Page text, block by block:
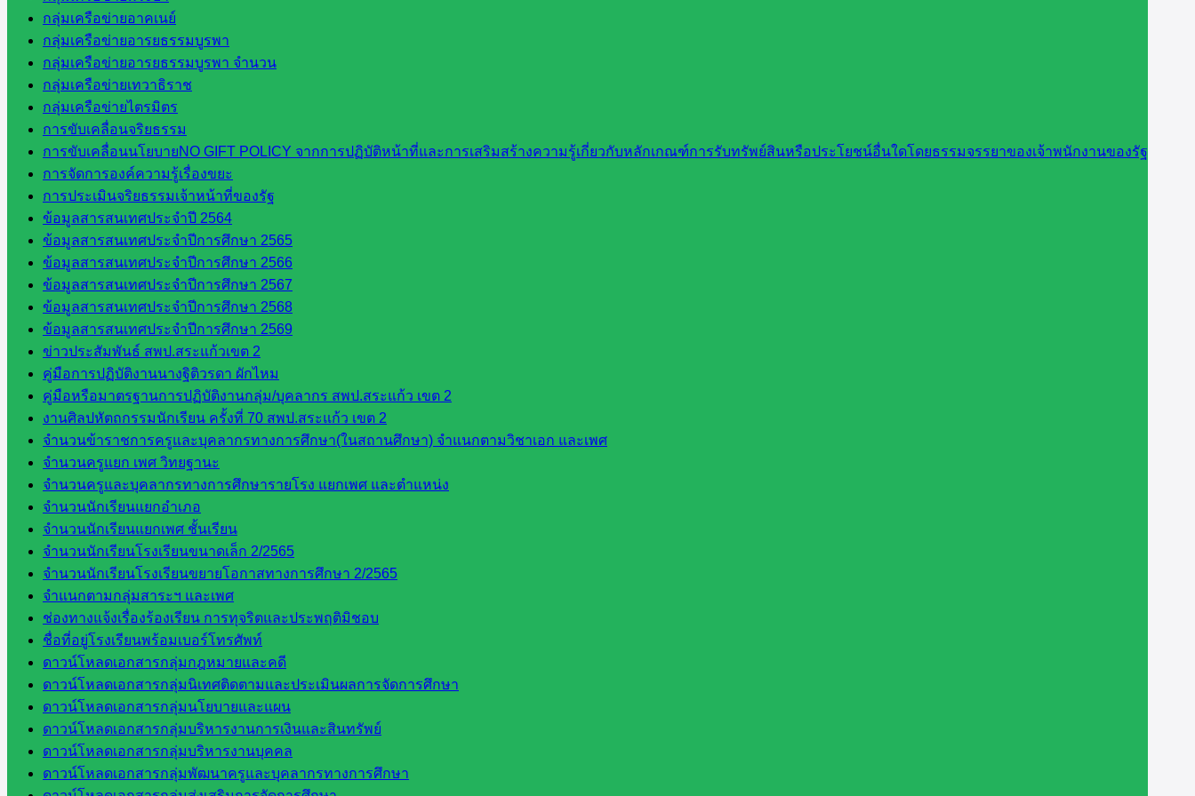
กลุ่มเครือข่ายอาคเนย์
กลุ่มเครือข่ายอารยธรรมบูรพา
กลุ่มเครือข่ายอารยธรรมบูรพา จำนวน
กลุ่มเครือข่ายเทวาธิราช
กลุ่มเครือข่ายไตรมิตร
การขับเคลื่อนจริยธรรม
การขับเคลื่อนนโยบายNO GIFT POLICY จากการปฏิบัติหน้าที่และการเสริมสร้างความรู้เกี่ยวกับหลักเกณฑ์การรับทรัพย์สินหรือประโยชน์อื่นใดโดยธรรมจรรยาของเจ้าพนักงานของรัฐ
การจัดการองค์ความรู้เรื่องขยะ
การประเมินจริยธรรมเจ้าหน้าที่ของรัฐ
ข้อมูลสารสนเทศประจำปี 2564
ข้อมูลสารสนเทศประจำปีการศึกษา 2565
ข้อมูลสารสนเทศประจำปีการศึกษา 2566
ข้อมูลสารสนเทศประจำปีการศึกษา 2567
ข้อมูลสารสนเทศประจำปีการศึกษา 2568
ข้อมูลสารสนเทศประจำปีการศึกษา 2569
ข่าวประสัมพันธ์ สพป.สระแก้วเขต 2
คู่มือการปฏิบัติงานนางฐิติวรดา ผักไหม
คู่มือหรือมาตรฐานการปฏิบัติงานกลุ่ม/บุคลากร สพป.สระแก้ว เขต 2
งานศิลปหัตถกรรมนักเรียน ครั้งที่ 70 สพป.สระแก้ว เขต 2
จำนวนข้าราชการครูและบุคลากรทางการศึกษา(ในสถานศึกษา) จำแนกตามวิชาเอก และเพศ
จำนวนครูแยก เพศ วิทยฐานะ
จำนวนครูและบุคลากรทางการศึกษารายโรง แยกเพศ และตำแหน่ง
จำนวนนักเรียนแยกอำเภอ
จำนวนนักเรียนแยกเพศ ชั้นเรียน
จำนวนนักเรียนโรงเรียนขนาดเล็ก 2/2565
จำนวนนักเรียนโรงเรียนขยายโอกาสทางการศึกษา 2/2565
จำแนกตามกลุ่มสาระฯ และเพศ
ช่องทางแจ้งเรื่องร้องเรียน การทุจริตและประพฤติมิชอบ
ชื่อที่อยู่โรงเรียนพร้อมเบอร์โทรศัพท์
ดาวน์โหลดเอกสารกลุ่มกฎหมายและคดี
ดาวน์โหลดเอกสารกลุ่มนิเทศติดตามและประเมินผลการจัดการศึกษา
ดาวน์โหลดเอกสารกลุ่มนโยบายและแผน
ดาวน์โหลดเอกสารกลุ่มบริหารงานการเงินและสินทรัพย์
ดาวน์โหลดเอกสารกลุ่มบริหารงานบุคคล
ดาวน์โหลดเอกสารกลุ่มพัฒนาครูและบุคลากรทางการศึกษา